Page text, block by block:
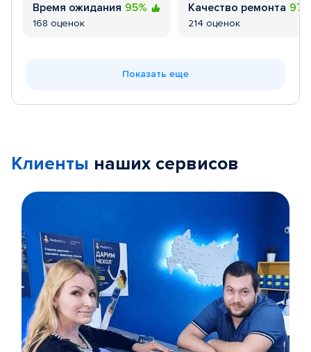
Время ожидания 95%
168 оценок
Качество ремонта
214 оценок
Показать еще
Клиенты наших сервисов